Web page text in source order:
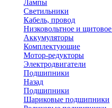
Лампы
Светильники
Кабель, провод
Низковольтное и
Аккумуляторы
Комплектующие
Мотор-редукторы
Электродвигатели
Подшипники
Назад
Подшипники
Шариковые подшипники